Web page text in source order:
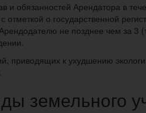
и обязанностей Арендатора в
отметкой о государственной
не позднее чем за 3
приводящих к ухудшению
земельного